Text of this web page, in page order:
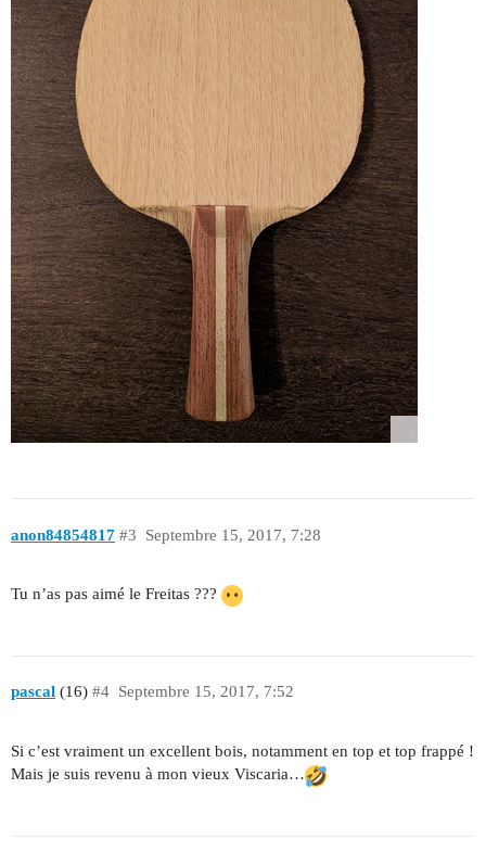
anon84854817 Septembre 15, 2017, 7:28
#3
Tu n’as pas aimé le Freitas ???
pascal (16) Septembre 15, 2017, 7:52
#4
Si c’est vraiment un excellent bois, notamment en top et top frappé !
Mais je suis revenu à mon vieux Viscaria…